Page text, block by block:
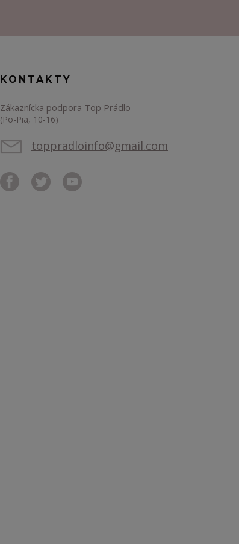
KONTAKTY
Zákaznícka podpora Top Prádlo
(Po-Pia, 10-16)
toppradloinfo@gmail.com